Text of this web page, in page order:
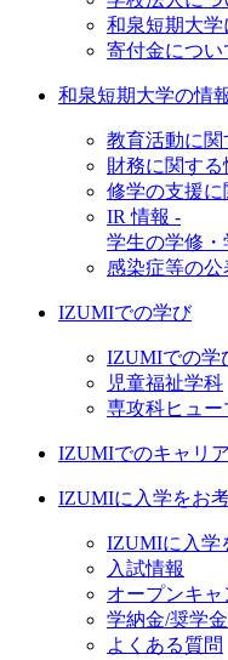
和泉短期大学
寄付金につい
和泉短期大学の情
教育活動に
財務に関す
修学の支援に
IR 情報 -
学生の学修
感染症等の
IZUMIでの学び
IZUMIでの学
児童福祉学科
専攻科ヒュ
IZUMIでのキャリ
IZUMIに入学をお
IZUMIに入学
入試情報
オープンキャ
学納金/奨学
よくある質問